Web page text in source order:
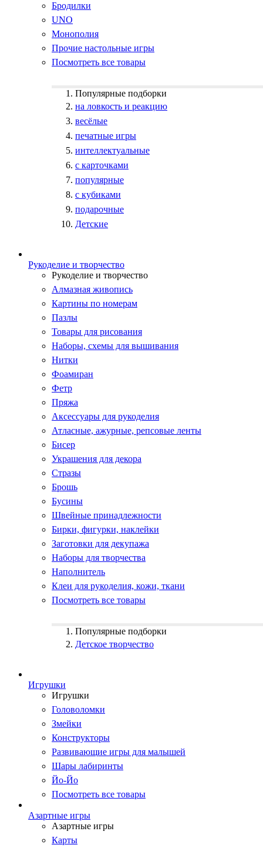
Бродилки
UNO
Монополия
Прочие настольные игры
Посмотреть все товары
Популярные подборки
на ловкость и реакцию
весёлые
печатные игры
интеллектуальные
с карточками
популярные
с кубиками
подарочные
Детские
Рукоделие и творчество
Рукоделие и творчество
Алмазная живопись
Картины по номерам
Пазлы
Товары для рисования
Наборы, схемы для вышивания
Нитки
Фоамиран
Фетр
Пряжа
Аксессуары для рукоделия
Атласные, ажурные, репсовые ленты
Бисер
Украшения для декора
Стразы
Брошь
Бусины
Швейные принадлежности
Бирки, фигурки, наклейки
Заготовки для декупажа
Наборы для творчества
Наполнитель
Клеи для рукоделия, кожи, ткани
Посмотреть все товары
Популярные подборки
Детское творчество
Игрушки
Игрушки
Головоломки
Змейки
Конструкторы
Развивающие игры для малышей
Шары лабиринты
Йо-Йо
Посмотреть все товары
Азартные игры
Азартные игры
Карты